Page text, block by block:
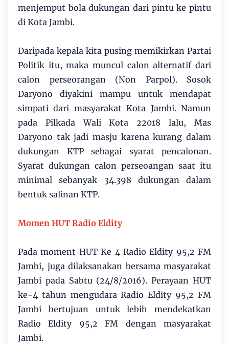
menjemput bola dukungan dari pintu ke pintu
di Kota Jambi.
Daripada kepala kita pusing memikirkan Partai
Politik itu, maka muncul calon alternatif dari
calon perseorangan (Non Parpol). Sosok
Daryono diyakini mampu untuk mendapat
simpati dari masyarakat Kota Jambi. Namun
pada Pilkada Wali Kota 22018 lalu, Mas
Daryono tak jadi masju karena kurang dalam
dukungan KTP sebagai syarat pencalonan.
Syarat dukungan calon perseoangan saat itu
minimal sebanyak 34.398 dukungan dalam
bentuk salinan KTP.
Momen HUT Radio Eldity
Pada moment HUT Ke 4 Radio Eldity 95,2 FM
Jambi, juga dilaksanakan bersama masyarakat
Jambi pada Sabtu (24/8/2016). Perayaan HUT
ke-4 tahun mengudara Radio Eldity 95,2 FM
Jambi bertujuan untuk lebih mendekatkan
Radio Eldity 95,2 FM dengan masyarakat
Jambi.